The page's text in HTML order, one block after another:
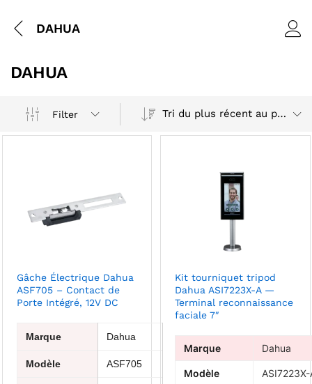
DAHUA
DAHUA
Filter Tri du plus récent au plus ancien
Gâche Électrique Dahua
ASF705 – Contact de
Porte Intégré, 12V DC
Marque Dahua
Modèle ASF705
Kit tourniquet tripod
Dahua ASI7223X-A —
Terminal reconnaissance
faciale 7″
Marque Dahua
Modèle ASI7223X-